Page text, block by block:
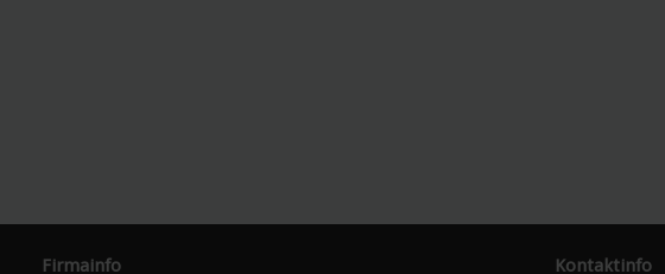
Firmainfo Kontaktinfo